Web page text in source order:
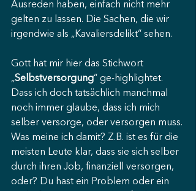
Ausreden haben, einfach nicht mehr
gelten zu lassen. Die Sachen, die wir
irgendwie als „Kavaliersdelikt“ sehen.
Gott hat mir hier das Stichwort
„Selbstversorgung“ ge-highlightet.
Dass ich doch tatsächlich manchmal
noch immer glaube, dass ich mich
selber versorge, oder versorgen muss.
Was meine ich damit? Z.B. ist es für die
meisten Leute klar, dass sie sich selber
durch ihren Job, finanziell versorgen,
oder? Du hast ein Problem oder ein